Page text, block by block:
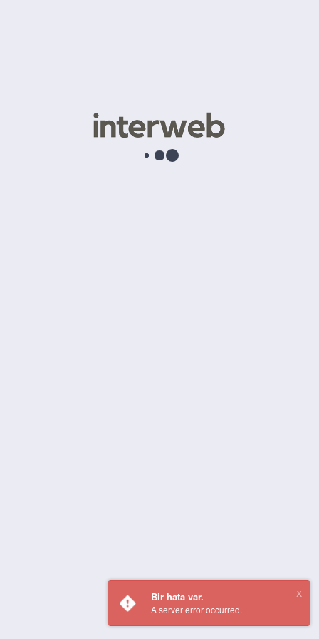
Bir hata var.
A server error occurred.